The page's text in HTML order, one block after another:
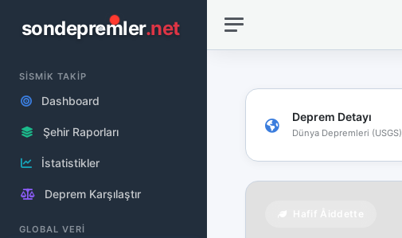
sondepremler.net
SİSMİK TAKİP
Dashboard
Şehir Raporları
İstatistikler
Deprem Karşılaştır
GLOBAL VERİ
Deprem Detayı
Dünya Depremleri (USGS)